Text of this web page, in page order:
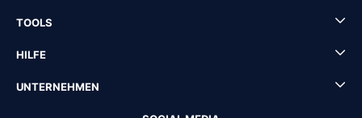
TOOLS
HILFE
UNTERNEHMEN